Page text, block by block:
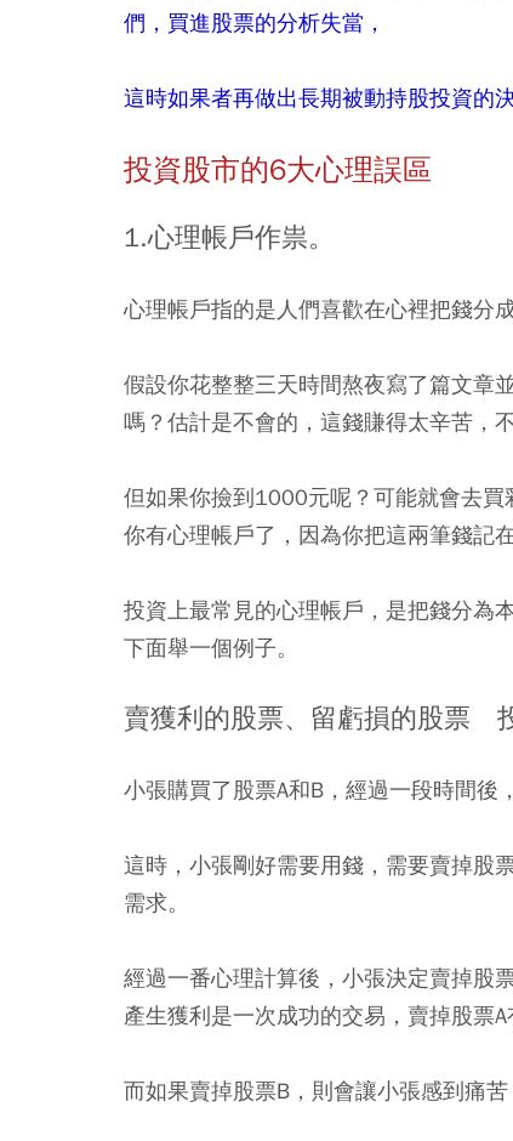
們，買進股票的分析失當，
這時如果者再做出長期被動持股投資的
投資股市的6大心理誤區
1.心理帳戶作祟。
心理帳戶指的是人們喜歡在心裡把錢分
假設你花整整三天時間熬夜寫了篇文章
嗎？估計是不會的，這錢賺得太辛苦，
但如果你撿到1000元呢？可能就會去
你有心理帳戶了，因為你把這兩筆錢記
投資上最常見的心理帳戶，是把錢分為
下面舉一個例子。
賣獲利的股票、留虧損的股票
小張購買了股票A和B，經過一段時間後
這時，小張剛好需要用錢，需要賣掉股
需求。
經過一番心理計算後，小張決定賣掉股
產生獲利是一次成功的交易，賣掉股票A
而如果賣掉股票B，則會讓小張感到痛苦